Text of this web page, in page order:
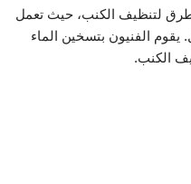
لتنظيف الكنب، حيث تعمل
يقوم الفنيون بتسخين الماء
الكنب.